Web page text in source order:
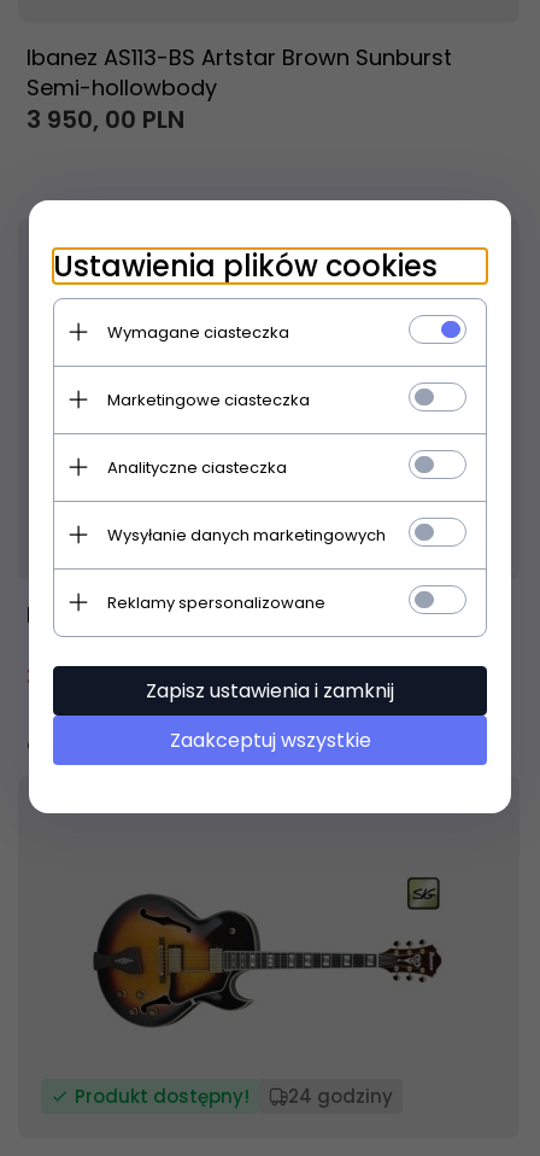
Ibanez AS113-BS Artstar Brown Sunburst
Semi-hollowbody
3 950, 00 PLN
Produkt dostępny! 24 godziny
ESP LTD PS-1000 BS
3 699,00PLN
4490,00 PLN
Oszczędzasz 791.00 PLN
Produkt dostępny! 24 godziny
Ustawienia plików cookies
Wymagane ciasteczka
Marketingowe ciasteczka
Analityczne ciasteczka
Wysyłanie danych marketingowych
Reklamy spersonalizowane
Zapisz ustawienia i zamknij
Zaakceptuj wszystkie